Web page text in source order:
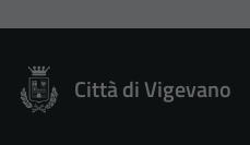
Città di Vigevano